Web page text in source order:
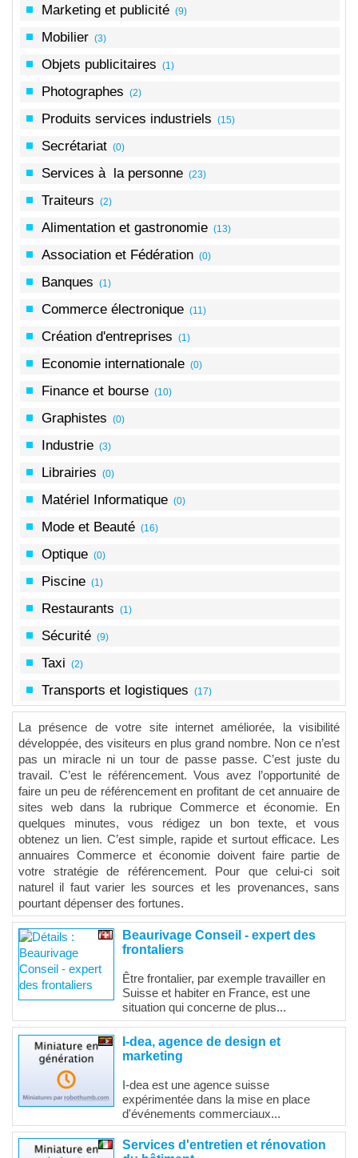
Marketing et publicité (9)
Mobilier (3)
Objets publicitaires (1)
Photographes (2)
Produits services industriels (15)
Secrétariat (0)
Services à la personne (23)
Traiteurs (2)
Alimentation et gastronomie (13)
Association et Fédération (0)
Banques (1)
Commerce électronique (11)
Création d'entreprises (1)
Economie internationale (0)
Finance et bourse (10)
Graphistes (0)
Industrie (3)
Librairies (0)
Matériel Informatique (0)
Mode et Beauté (16)
Optique (0)
Piscine (1)
Restaurants (1)
Sécurité (9)
Taxi (2)
Transports et logistiques (17)
La présence de votre site internet améliorée, la visibilité
développée, des visiteurs en plus grand nombre. Non ce n’est
pas un miracle ni un tour de passe passe. C’est juste du
travail. C’est le référencement. Vous avez l’opportunité de
faire un peu de référencement en profitant de cet annuaire de
sites web dans la rubrique Commerce et économie. En
quelques minutes, vous rédigez un bon texte, et vous
obtenez un lien. C’est simple, rapide et surtout efficace. Les
annuaires Commerce et économie doivent faire partie de
votre stratégie de référencement. Pour que celui-ci soit
naturel il faut varier les sources et les provenances, sans
pourtant dépenser des fortunes.
Beaurivage Conseil - expert des
frontaliers
Être frontalier, par exemple travailler en
Suisse et habiter en France, est une
situation qui concerne de plus...
I-dea, agence de design et
marketing
I-dea est une agence suisse
expérimentée dans la mise en place
d'événements commerciaux...
Services d'entretien et rénovation